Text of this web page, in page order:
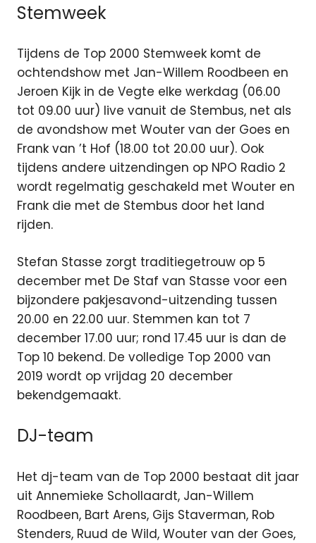
Stemweek
Tijdens de Top 2000 Stemweek komt de
ochtendshow met Jan-Willem Roodbeen en
Jeroen Kijk in de Vegte elke werkdag (06.00
tot 09.00 uur) live vanuit de Stembus, net als
de avondshow met Wouter van der Goes en
Frank van ’t Hof (18.00 tot 20.00 uur). Ook
tijdens andere uitzendingen op NPO Radio 2
wordt regelmatig geschakeld met Wouter en
Frank die met de Stembus door het land
rijden.
Stefan Stasse zorgt traditiegetrouw op 5
december met De Staf van Stasse voor een
bijzondere pakjesavond-uitzending tussen
20.00 en 22.00 uur. Stemmen kan tot 7
december 17.00 uur; rond 17.45 uur is dan de
Top 10 bekend. De volledige Top 2000 van
2019 wordt op vrijdag 20 december
bekendgemaakt.
DJ-team
Het dj-team van de Top 2000 bestaat dit jaar
uit Annemieke Schollaardt, Jan-Willem
Roodbeen, Bart Arens, Gijs Staverman, Rob
Stenders, Ruud de Wild, Wouter van der Goes,